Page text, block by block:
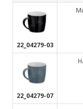
22_04279-03
22_04279-07